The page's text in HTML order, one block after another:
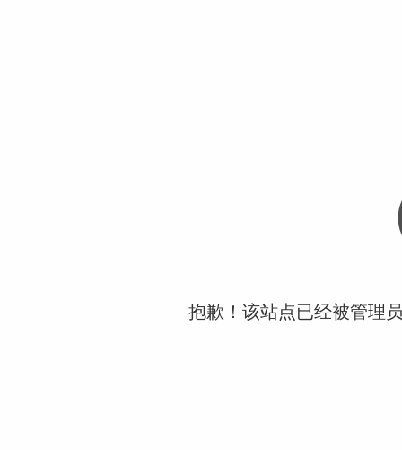
抱歉！该站点已经被管理